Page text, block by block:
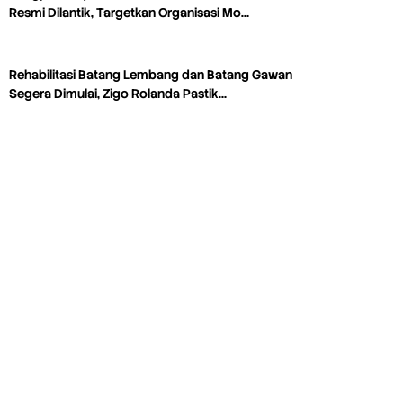
Resmi Dilantik, Targetkan Organisasi Mo…
Rehabilitasi Batang Lembang dan Batang Gawan
Segera Dimulai, Zigo Rolanda Pastik…